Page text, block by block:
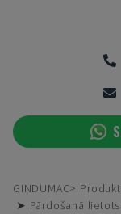
GINDUMAC
➤ Pārdošanā lietots